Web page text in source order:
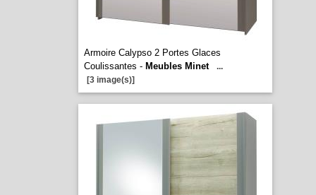
Armoire Calypso 2 Portes Glaces
Coulissantes - Meubles Minet
...
[3 image(s)]